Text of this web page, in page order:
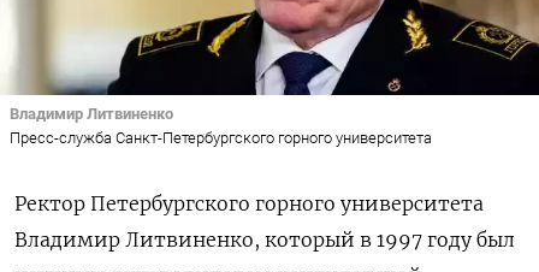
Владимир Литвиненко
Пресс-служба Санкт-Петербургского горного университета
Ректор Петербургского горного университета
Владимир Литвиненко, который в 1997 году был